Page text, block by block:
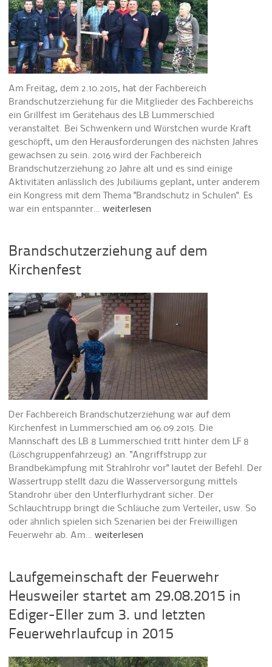
Am Freitag, dem 2.10.2015, hat der Fachbereich
Brandschutzerziehung für die Mitglieder des Fachbereichs
ein Grillfest im Gerätehaus des LB Lummerschied
veranstaltet. Bei Schwenkern und Würstchen wurde Kraft
geschöpft, um den Herausforderungen des nächsten Jahres
gewachsen zu sein. 2016 wird der Fachbereich
Brandschutzerziehung 20 Jahre alt und es sind einige
Aktivitäten anlässlich des Jubiläums geplant, unter anderem
ein Kongress mit dem Thema "Brandschutz in Schulen". Es
war ein entspannter…weiterlesen
Brandschutzerziehung auf dem
Kirchenfest
Der Fachbereich Brandschutzerziehung war auf dem
Kirchenfest in Lummerschied am 06.09.2015. Die
Mannschaft des LB 8 Lummerschied tritt hinter dem LF 8
(Löschgruppenfahrzeug) an. "Angriffstrupp zur
Brandbekämpfung mit Strahlrohr vor" lautet der Befehl. Der
Wassertrupp stellt dazu die Wasserversorgung mittels
Standrohr über den Unterflurhydrant sicher. Der
Schlauchtrupp bringt die Schläuche zum Verteiler, usw. So
oder ähnlich spielen sich Szenarien bei der Freiwilligen
Feuerwehr ab. Am…weiterlesen
Laufgemeinschaft der Feuerwehr
Heusweiler startet am 29.08.2015 in
Ediger-Eller zum 3. und letzten
Feuerwehrlaufcup in 2015